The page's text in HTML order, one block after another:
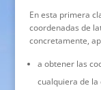
En esta primera
coordenadas de
concretamente,
a obtener las
cualquiera de la